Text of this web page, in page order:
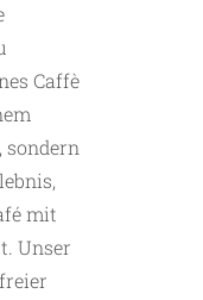
Caffè
sondern
mit
Unser